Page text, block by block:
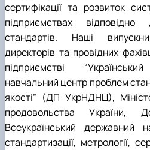
сертифікації та розвиток
підприємствах
стандартів. Наші
директорів та провідних
підприємстві
навчальний центр проблем
якості” (ДП УкрНДНЦ),
продовольства України,
Всеукраїнський державний
стандартизації, метрології,